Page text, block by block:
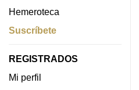
Hemeroteca
Suscríbete
REGISTRADOS
Mi perfil